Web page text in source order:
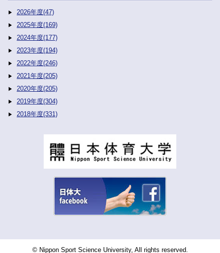
2026年度(47)
2025年度(169)
2024年度(177)
2023年度(194)
2022年度(246)
2021年度(205)
2020年度(205)
2019年度(304)
2018年度(331)
© Nippon Sport Science University, All rights reserved.